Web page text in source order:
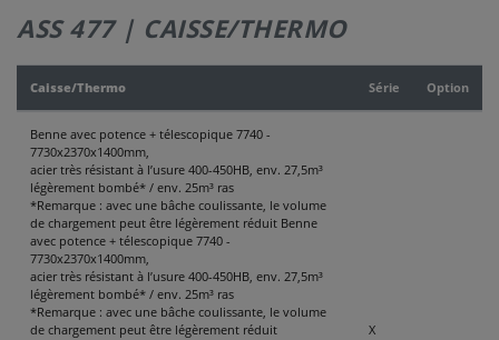
ASS 477 | CAISSE/THERMO
Caisse/Thermo Série Option
Benne avec potence + télescopique 7740 -
7730x2370x1400mm,
acier très résistant à l’usure 400-450HB, env. 27,5m³
légèrement bombé* / env. 25m³ ras
*Remarque : avec une bâche coulissante, le volume
de chargement peut être légèrement réduit Benne
avec potence + télescopique 7740 -
7730x2370x1400mm,
acier très résistant à l’usure 400-450HB, env. 27,5m³
légèrement bombé* / env. 25m³ ras
*Remarque : avec une bâche coulissante, le volume
de chargement peut être légèrement réduit
X